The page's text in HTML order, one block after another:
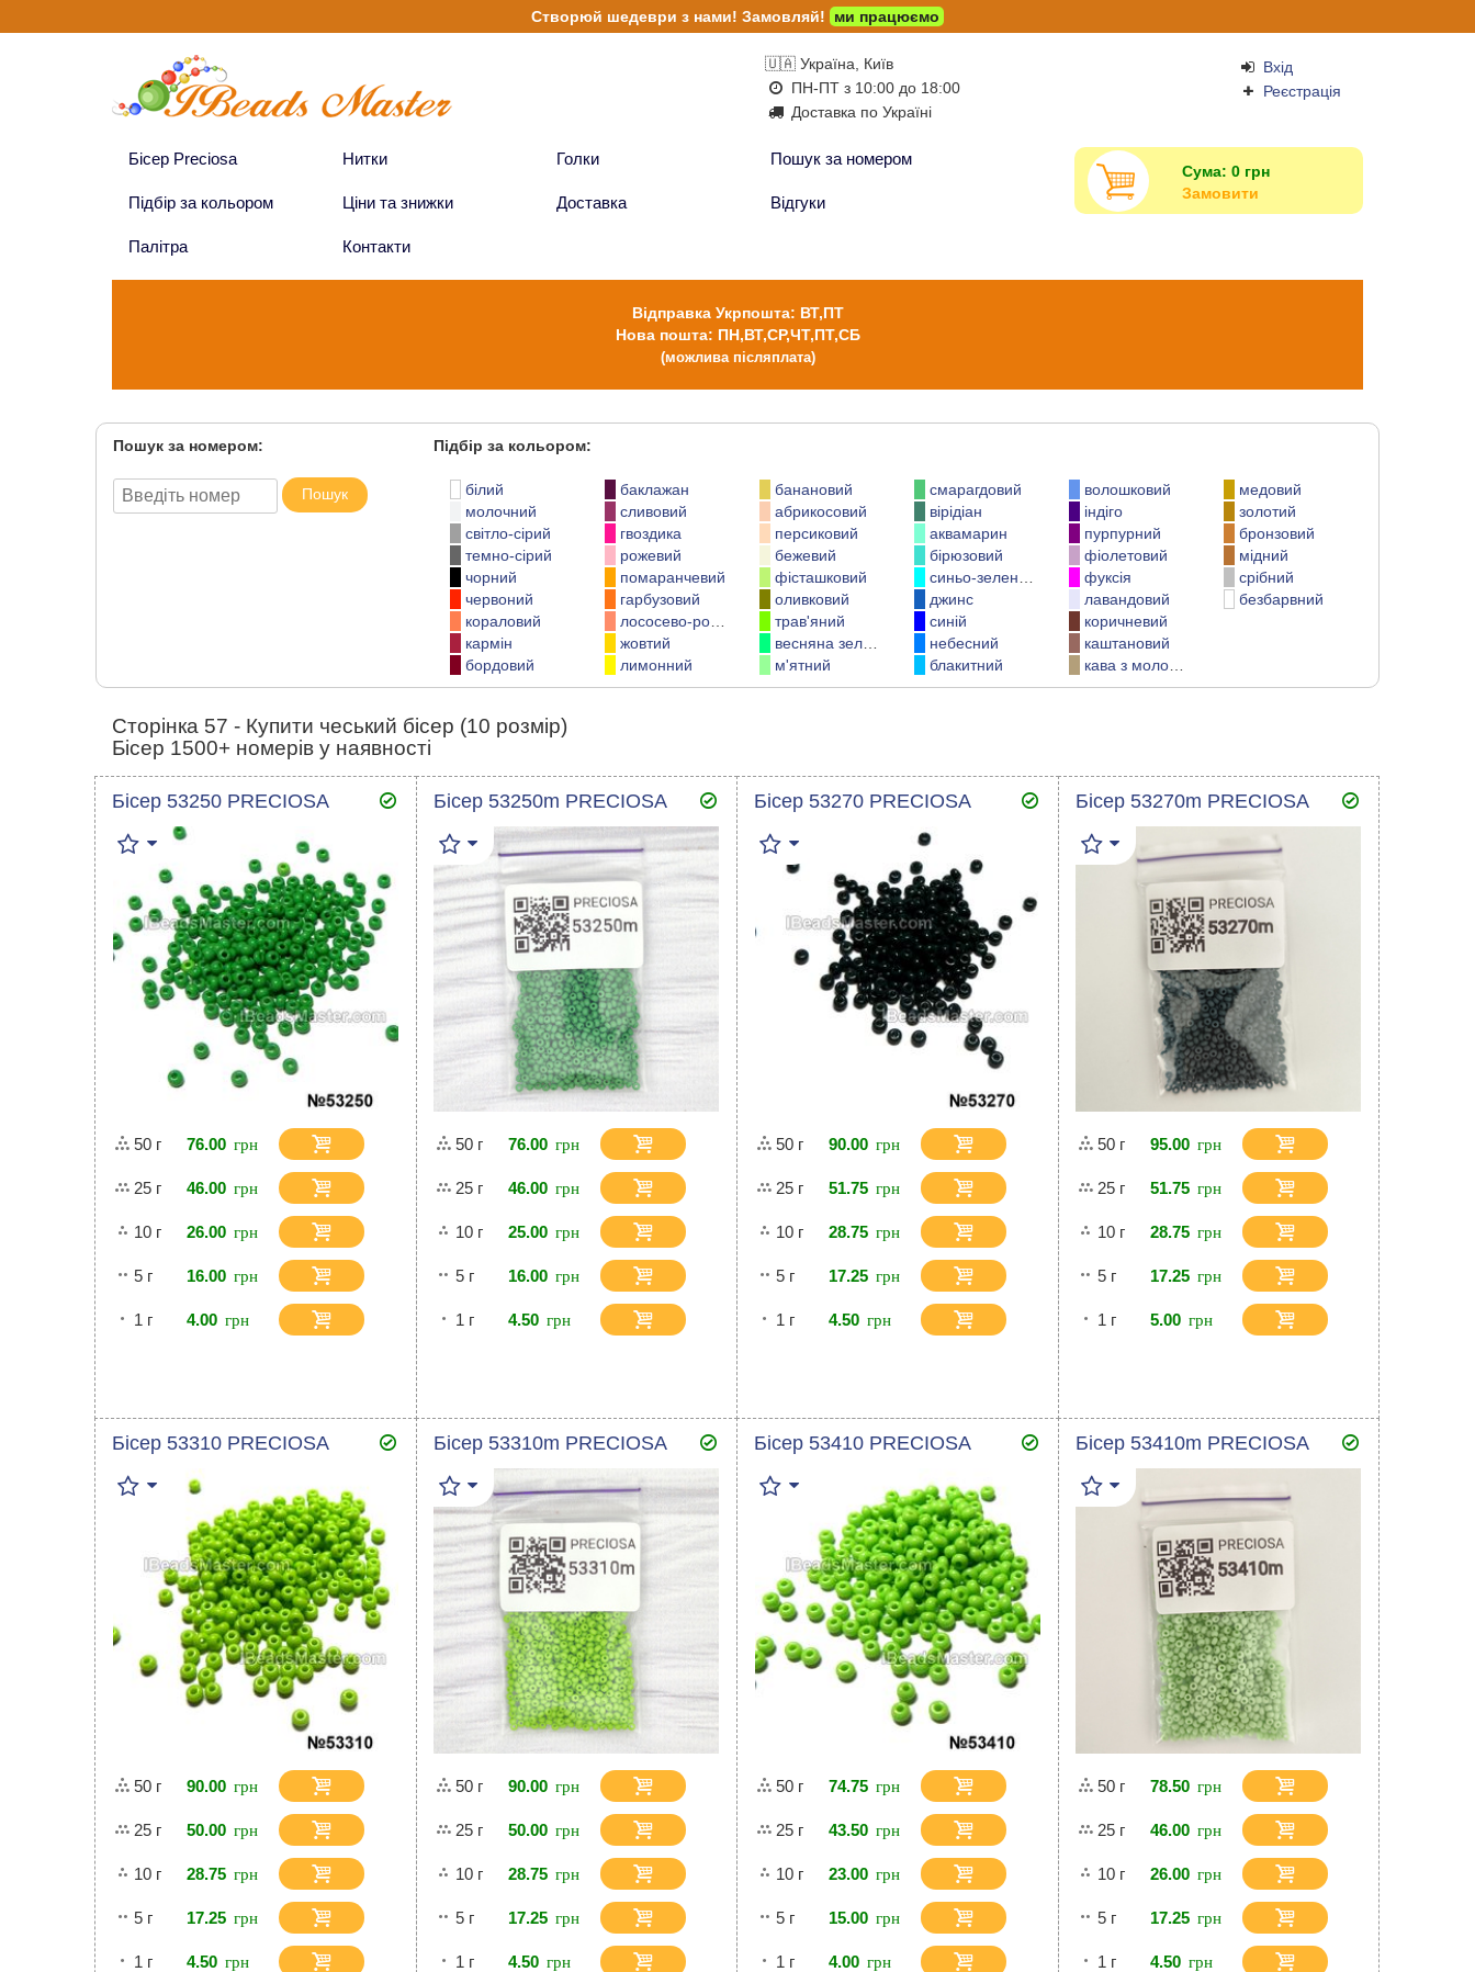
🇺🇦 Україна, Київ
ПН-ПТ з 10:00 до 18:00
Доставка по Україні
Вхід
Реєстрація
Бісер Preciosa Нитки Голки Пошук за номером
Підбір за кольором Ціни та знижки Доставка Відгуки
Палітра Контакти
Сума: 0 грн
Замовити
Відправка Укрпошта: ВТ,ПТ
Нова пошта: ПН,ВТ,СР,ЧТ,ПТ,СБ
(можлива післяплата)
Пошук за номером:
Пошук
Підбір за кольором:
білий
молочний
світло-сірий
темно-сірий
чорний
червоний
кораловий
кармін
бордовий
баклажан
сливовий
гвоздика
рожевий
помаранчевий
гарбузовий
лососево-рожевий
жовтий
лимонний
банановий
абрикосовий
персиковий
бежевий
фісташковий
оливковий
трав'яний
весняна зелень
м'ятний
смарагдовий
вірідіан
аквамарин
бірюзовий
синьо-зелений
джинс
синій
небесний
блакитний
волошковий
індіго
пурпурний
фіолетовий
фуксія
лавандовий
коричневий
каштановий
кава з молоком
медовий
золотий
бронзовий
мідний
срібний
безбарвний
Сторінка 57 - Купити чеський бісер (10 розмір)
Бісер 1500+ номерів у наявності
Бісер 53250 PRECIOSA
50 г 76.00
25 г 46.00
10 г 26.00
5 г 16.00
1 г 4.00
Бісер 53250m PRECIOSA
50 г 76.00
25 г 46.00
10 г 25.00
5 г 16.00
1 г 4.50
Бісер 53270 PRECIOSA
50 г 90.00
25 г 51.75
10 г 28.75
5 г 17.25
1 г 4.50
Бісер 53270m PRECIOSA
50 г 95.00
25 г 51.75
10 г 28.75
5 г 17.25
1 г 5.00
Бісер 53310 PRECIOSA
50 г 90.00
25 г 50.00
10 г 28.75
5 г 17.25
1 г 4.50
Бісер 53310m PRECIOSA
50 г 90.00
25 г 50.00
10 г 28.75
5 г 17.25
1 г 4.50
Бісер 53410 PRECIOSA
50 г 74.75
25 г 43.50
10 г 23.00
5 г 15.00
1 г 4.00
Бісер 53410m PRECIOSA
50 г 78.50
25 г 46.00
10 г 26.00
5 г 17.25
1 г 4.50
Створюй шедеври з нами! Замовляй! ми працюємо